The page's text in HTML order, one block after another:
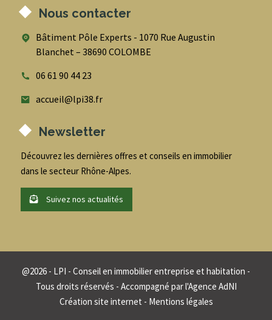
Nous contacter
Bâtiment Pôle Experts - 1070 Rue Augustin
Blanchet – 38690 COLOMBE
06 61 90 44 23
accueil@lpi38.fr
Newsletter
Découvrez les dernières offres et conseils en immobilier
dans le secteur Rhône-Alpes.
Suivez nos actualités
@2026 - LPI - Conseil en immobilier entreprise et habitation -
Tous droits réservés - Accompagné parl'Agence AdNI
Création site internet - Mentions légales